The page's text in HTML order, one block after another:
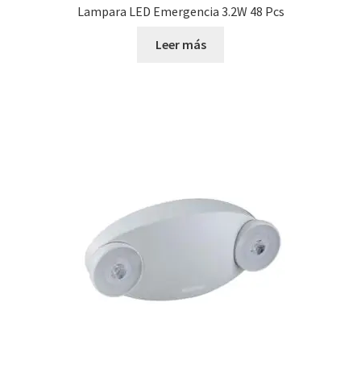
Lampara LED Emergencia 3.2W 48 Pcs
Leer más